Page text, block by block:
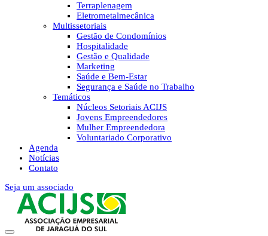
Terraplenagem
Eletrometalmecânica
Multissetoriais
Gestão de Condomínios
Hospitalidade
Gestão e Qualidade
Marketing
Saúde e Bem-Estar
Segurança e Saúde no Trabalho
Temáticos
Núcleos Setoriais ACIJS
Jovens Empreendedores
Mulher Empreendedora
Voluntariado Corporativo
Agenda
Notícias
Contato
Seja um associado